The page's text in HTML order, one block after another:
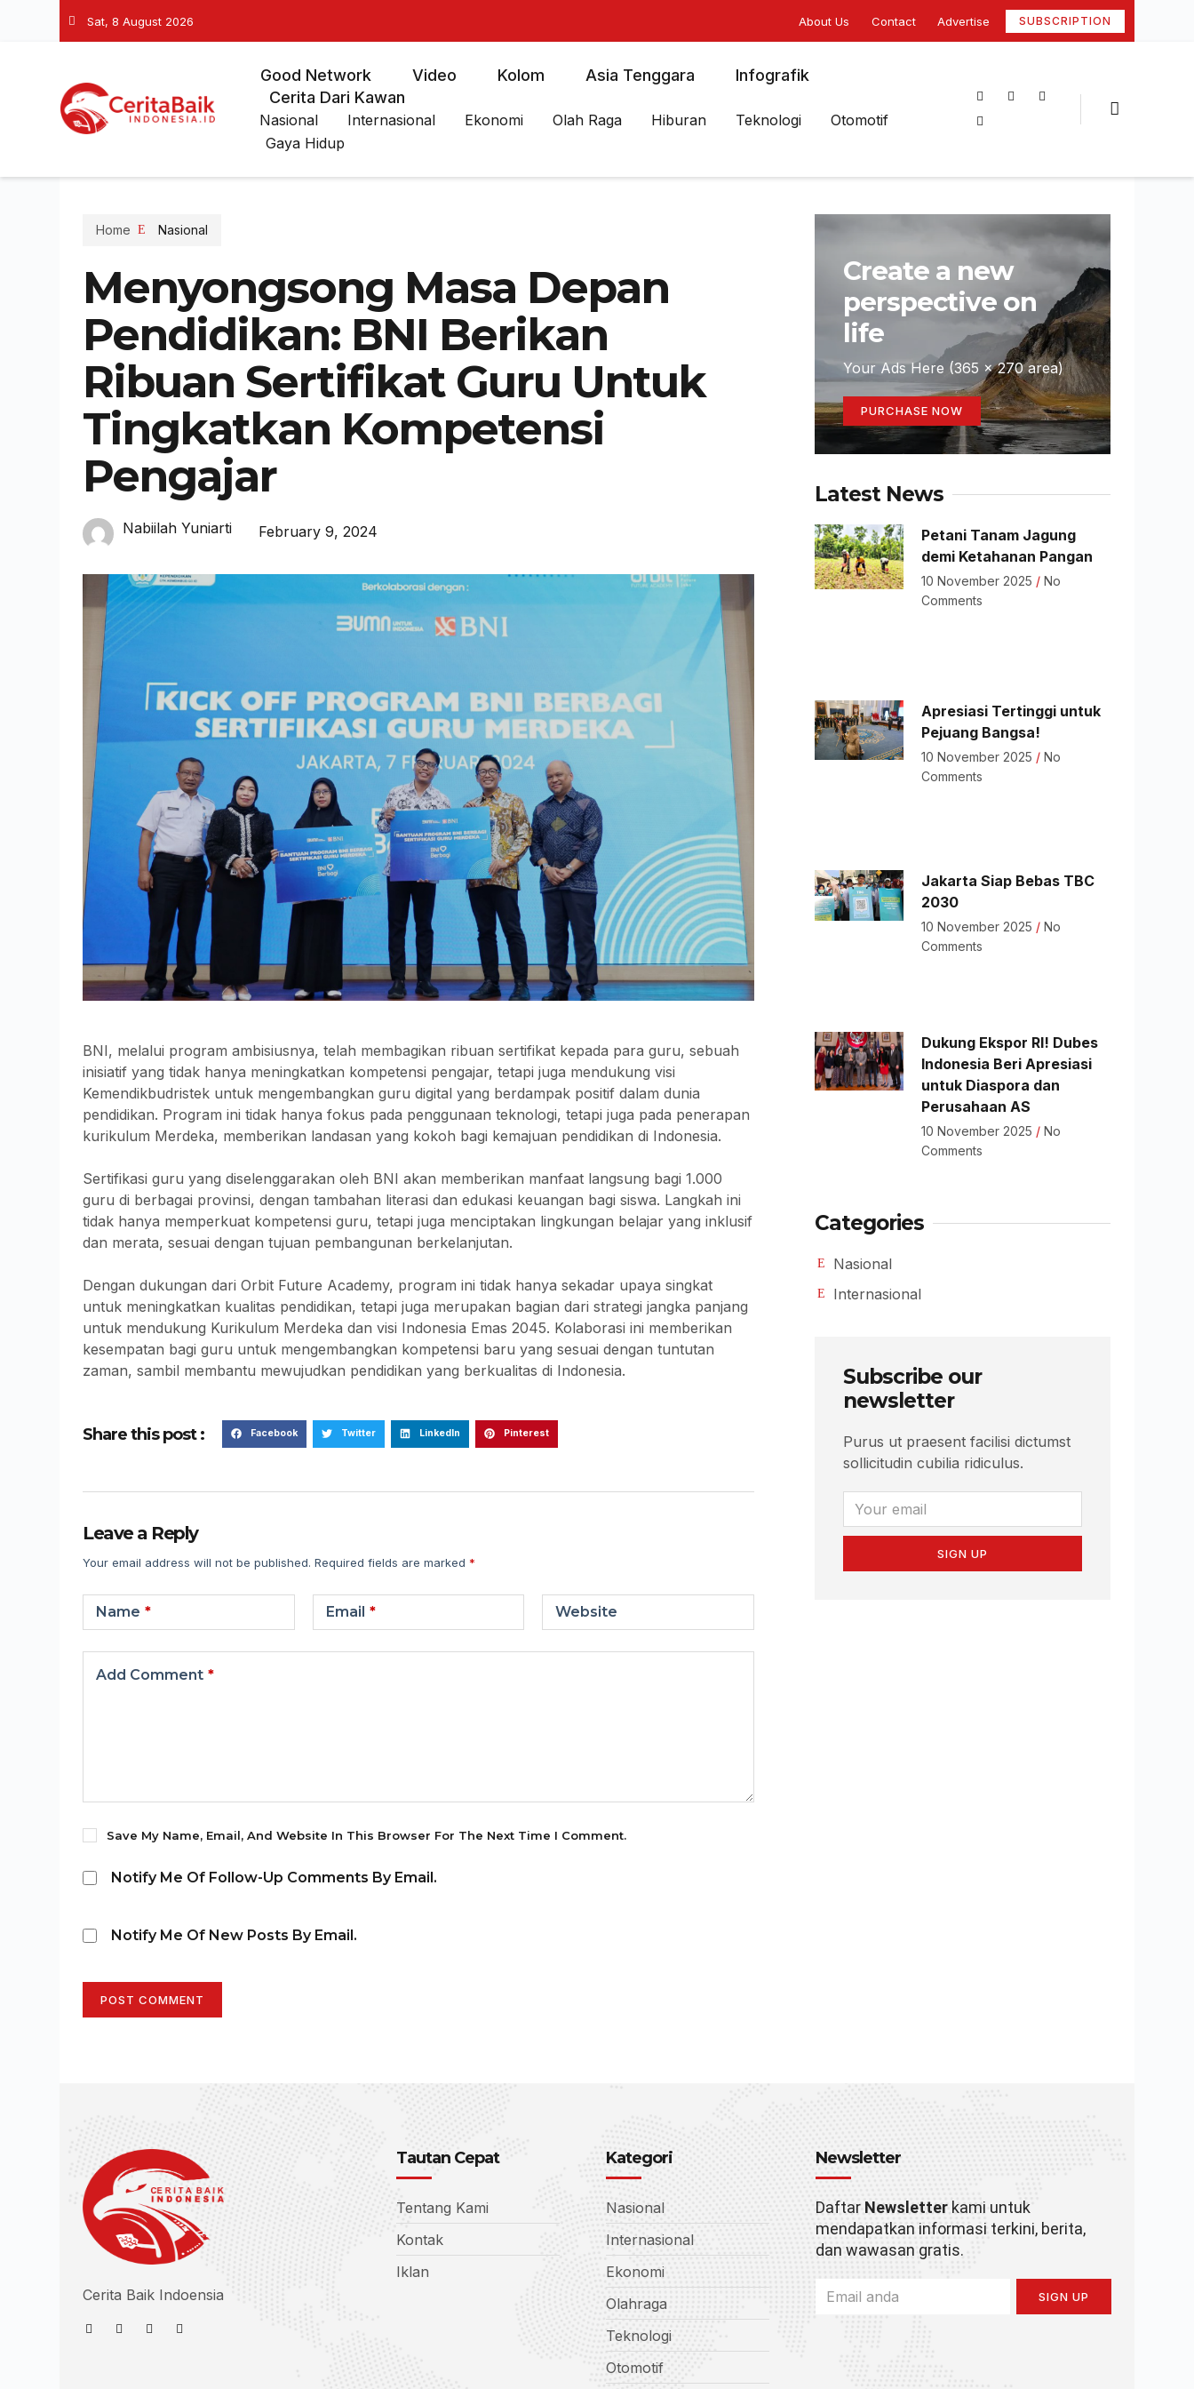
Sat, 8 August 2026 About Us Contact Advertise SUBSCRIPTION
Good Network Video Kolom Asia Tenggara
Infografik
Cerita Dari Kawan
Nasional Internasional Ekonomi Olah Raga Hiburan Teknologi
Otomotif
Gaya Hidup
Home Nasional
Menyongsong Masa Depan
Pendidikan: BNI Berikan
Ribuan Sertifikat Guru Untuk
Tingkatkan Kompetensi
Pengajar
Nabiilah Yuniarti February 9, 2024
BNI, melalui program ambisiusnya, telah membagikan ribuan sertifikat kepada para guru, sebuah
inisiatif yang tidak hanya meningkatkan kompetensi pengajar, tetapi juga mendukung visi
Kemendikbudristek untuk mengembangkan guru digital yang berdampak positif dalam dunia
pendidikan. Program ini tidak hanya fokus pada penggunaan teknologi, tetapi juga pada penerapan
kurikulum Merdeka, memberikan landasan yang kokoh bagi kemajuan pendidikan di Indonesia.
Sertifikasi guru yang diselenggarakan oleh BNI akan memberikan manfaat langsung bagi 1.000
guru di berbagai provinsi, dengan tambahan literasi dan edukasi keuangan bagi siswa. Langkah ini
tidak hanya memperkuat kompetensi guru, tetapi juga menciptakan lingkungan belajar yang inklusif
dan merata, sesuai dengan tujuan pembangunan berkelanjutan.
Dengan dukungan dari Orbit Future Academy, program ini tidak hanya sekadar upaya singkat
untuk meningkatkan kualitas pendidikan, tetapi juga merupakan bagian dari strategi jangka panjang
untuk mendukung Kurikulum Merdeka dan visi Indonesia Emas 2045. Kolaborasi ini memberikan
kesempatan bagi guru untuk mengembangkan kompetensi baru yang sesuai dengan tuntutan
zaman, sambil membantu mewujudkan pendidikan yang berkualitas di Indonesia.
Share this post : Facebook Twitter LinkedIn Pinterest
Leave a Reply
Your email address will not be published. Required fields are marked *
Name * Email * Website
Add Comment *
Save My Name, Email, And Website In This Browser For The Next Time I Comment.
Notify Me Of Follow-Up Comments By Email.
Notify Me Of New Posts By Email.
POST COMMENT
Create a new
perspective on
life
Your Ads Here (365 x 270 area)
PURCHASE NOW
Latest News
Petani Tanam Jagung
demi Ketahanan Pangan
10 November 2025
No
Comments
Apresiasi Tertinggi untuk
Pejuang Bangsa!
10 November 2025
No
Comments
Jakarta Siap Bebas TBC
2030
10 November 2025
No
Comments
Dukung Ekspor RI! Dubes
Indonesia Beri Apresiasi
untuk Diaspora dan
Perusahaan AS
10 November 2025
No
Comments
Categories
Nasional
Internasional
Subscribe our
newsletter
Purus ut praesent facilisi dictumst
sollicitudin cubilia ridiculus.
SIGN UP
Cerita Baik Indoensia
Tautan Cepat
Tentang Kami
Kontak
Iklan
Kategori
Nasional
Internasional
Ekonomi
Olahraga
Teknologi
Otomotif
Newsletter
Daftar Newsletterkami untuk
mendapatkan informasi terkini, berita,
dan wawasan gratis.
SIGN UP